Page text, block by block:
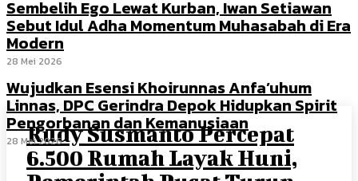
Sembelih Ego Lewat Kurban, Iwan Setiawan
Sebut Idul Adha Momentum Muhasabah di Era
Modern
28 Mei 2026
Wujudkan Esensi Khoirunnas Anfa’uhum
Linnas, DPC Gerindra Depok Hidupkan Spirit
Pengorbanan dan Kemanusiaan
28 Mei 2026
Rudy Susmanto Percepat
6.500 Rumah Layak Huni,